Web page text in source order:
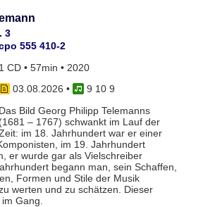
3
555 410-2
1 CD • 57min • 2020
03.08.2026 •
9 10 9
Das Bild Georg Philipp Telemanns
(1681 – 1767) schwankt im Lauf der
im 18. Jahrhundert war er einer
im 19. Jahrhundert
er wurde gar als Vielschreiber
begann man, sein Schaffen,
Formen und Stile der Musik
werten und zu schätzen. Dieser
Gang.